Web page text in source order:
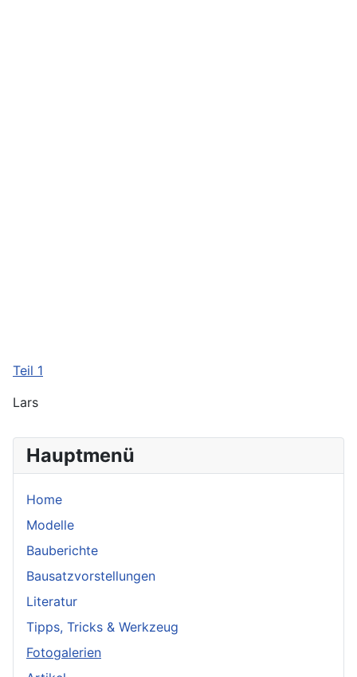
Hauptmenü
Home
Modelle
Bauberichte
Bausatzvorstellungen
Literatur
Tipps, Tricks & Werkzeug
Fotogalerien
Teil 1
Lars